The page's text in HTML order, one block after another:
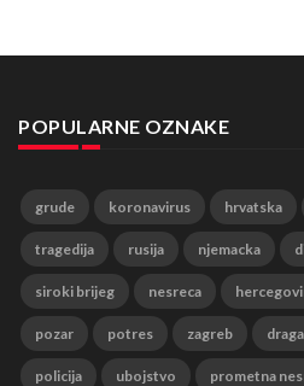
POPULARNE OZNAKE
grude koronavirus hrvatska
tragedija rusija njemacka
siroki brijeg nesreca
pozar potres zagreb
policija ubojstvo prometna